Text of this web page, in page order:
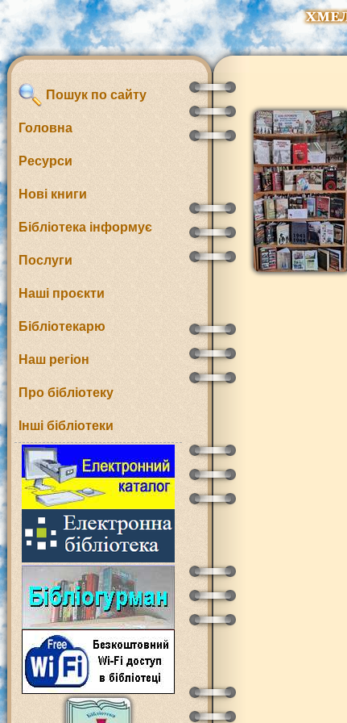
Пошук по сайту
Головна
Ресурси
Нові книги
Бібліотека інформує
Послуги
Наші проєкти
Бібліотекарю
Наш регіон
Про бібліотеку
Інші бібліотеки